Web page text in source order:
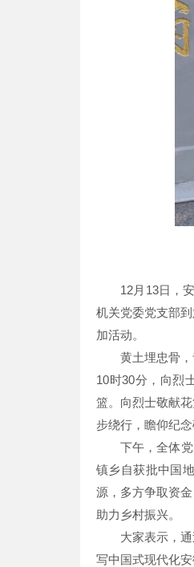
12月13日，
机关党委党支部
加活动。
黄土埋忠骨
10时30分，向烈
篮。向烈士敬献
步绕行，瞻仰纪
下午，全体
镇乡自获批中国
源，多方争取资
助力乡村振兴。
大家表示，
写中国式现代化